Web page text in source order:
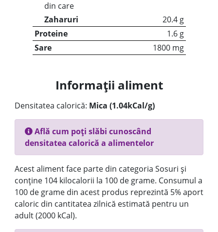
din care
Zaharuri
20.4 g
Proteine
1.6 g
Sare
1800 mg
Informații aliment
Densitatea calorică: Mica (1.04kCal/g)
Află cum poți slăbi cunoscând
densitatea calorică a alimentelor
Acest aliment face parte din categoria Sosuri și
conține 104 kilocalorii la 100 de grame. Consumul a
100 de grame din acest produs reprezintă 5% aport
caloric din cantitatea zilnică estimată pentru un
adult (2000 kCal).